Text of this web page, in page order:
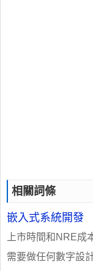
相關詞條
嵌入式系統開發
上市時間和NRE成
需要做任何數字設